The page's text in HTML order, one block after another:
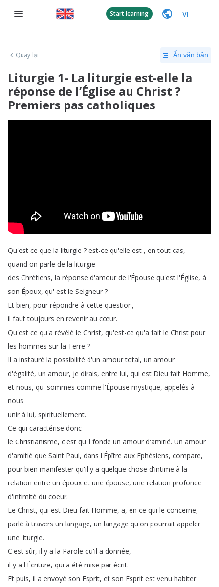
Start learning VI
Quay lại Ẩn văn bản
Liturgie 1- La liturgie est-elle la
réponse de l’Église au Christ ?
Premiers pas catholiques
Qu'est ce que la liturgie ? est-ce qu'elle est , en tout cas,
quand on parle de la liturgie
des Chrétiens, la réponse d'amour de l'Épouse qu'est l'Église, à
son Époux, qu' est le Seigneur ?
Et bien, pour répondre à cette question,
il faut toujours en revenir au cœur.
Qu'est ce qu'a révélé le Christ, qu'est-ce qu'a fait le Christ pour
les hommes sur la Terre ?
Il a instauré la possibilité d'un amour total, un amour
d'égalité, un amour, je dirais, entre lui, qui est Dieu fait Homme,
et nous, qui sommes comme l'Épouse mystique, appelés à
nous
unir à lui, spirituellement.
Ce qui caractérise donc
le Christianisme, c'est qu'il fonde un amour d'amitié. Un amour
d'amitié que Saint Paul, dans l'Épître aux Ephésiens, compare,
pour bien manifester qu'il y a quelque chose d'intime à la
relation entre un époux et une épouse, une relation profonde
d'intimité du coeur.
Le Christ, qui est Dieu fait Homme, a, en ce qui le concerne,
parlé à travers un langage, un langage qu'on pourrait appeler
une liturgie.
C'est sûr, il y a la Parole qu'il a donnée,
il y a l'Écriture, qui a été mise par écrit.
Et puis, il a envoyé son Esprit, et son Esprit est venu habiter